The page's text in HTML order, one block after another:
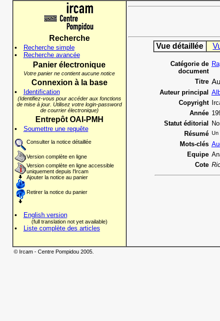
Recherche
Recherche simple
Recherche avancée
Panier électronique
Votre panier ne contient aucune notice
Connexion à la base
Identification
(Identifiez-vous pour accéder aux fonctions
de mise à jour. Utilisez votre login-password
de courrier électronique)
Entrepôt OAI-PMH
Soumettre une requête
Consulter la notice détaillée
Version complète en ligne
Version complète en ligne accessible
uniquement depuis l'Ircam
Ajouter la notice au panier
Retirer la notice du panier
English version
(full translation not yet available)
Liste complète des articles
Vue détaillée
Catégorie de
document
Titre
Auteur principal
Copyright
Année
Statut éditorial
Résumé Un
Mots-clés
Equipe
Cote
© Ircam - Centre Pompidou 2005.